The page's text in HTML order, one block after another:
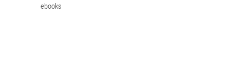
ebooks